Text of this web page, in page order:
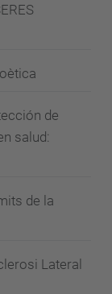
de
salud:
de la
Lateral